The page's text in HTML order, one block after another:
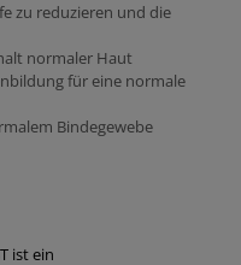
zu reduzieren und die
normaler Haut
für eine normale
Bindegewebe
ist ein